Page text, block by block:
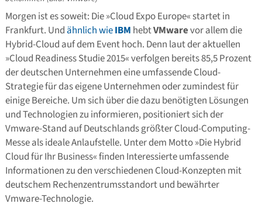
Morgen ist es soweit: Die »Cloud Expo Europe« startet in
Frankfurt. Und ähnlich wieIBM hebtVMwarevor allem die
Hybrid-Cloud auf dem Event hoch. Denn laut der aktuellen
»Cloud Readiness Studie 2015« verfolgen bereits 85,5 Prozent
der deutschen Unternehmen eine umfassende Cloud-
Strategie für das eigene Unternehmen oder zumindest für
einige Bereiche. Um sich über die dazu benötigten Lösungen
und Technologien zu informieren, positioniert sich der
Vmware-Stand auf Deutschlands größter Cloud-Computing-
Messe als ideale Anlaufstelle. Unter dem Motto »Die Hybrid
Cloud für Ihr Business« finden Interessierte umfassende
Informationen zu den verschiedenen Cloud-Konzepten mit
deutschem Rechenzentrumsstandort und bewährter
Vmware-Technologie.